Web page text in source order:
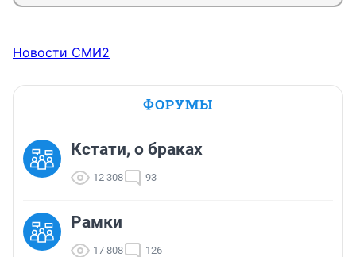
Новости СМИ2
ФОРУМЫ
Кстати, о браках
12 308 93
Рамки
17 808 126